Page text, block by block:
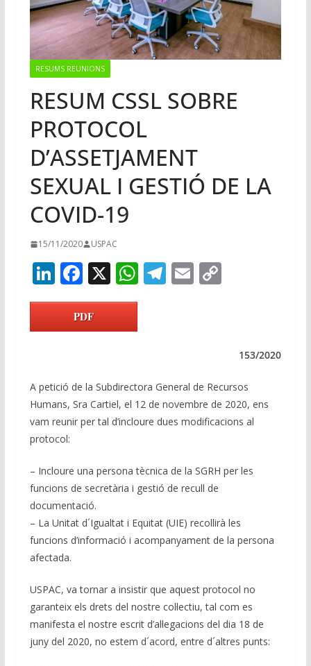
RESUMS REUNIONS
RESUM CSSL SOBRE
PROTOCOL
D’ASSETJAMENT
SEXUAL I GESTIÓ DE LA
COVID-19
15/11/2020 USPAC
Li
n
k
e
n
F
ac
e
b
o
k
X W
p
p
T
m
E C
n
k
PDF
153/2020
A petició de la Subdirectora General de Recursos
Humans, Sra Cartiel, el 12 de novembre de 2020, ens
vam reunir per tal d’incloure dues modificacions al
protocol:
– Incloure una persona tècnica de la SGRH per les
funcions de secretària i gestió de recull de
documentació.
– La Unitat d´Igualtat i Equitat (UIE) recollirà les
funcions d’informació i acompanyament de la persona
afectada.
USPAC, va tornar a insistir que aquest protocol no
garanteix els drets del nostre col·lectiu, tal com es
manifesta el nostre escrit d’al·legacions del dia 18 de
juny del 2020, no estem d´acord, entre d´altres punts: